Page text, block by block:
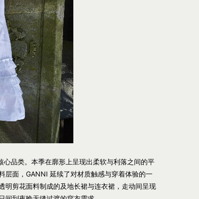
品类。本季在廓形上呈现出柔软与利落之间的平
层面，GANNI 延续了对材质触感与穿着体验的一
明剪花面料制成的及地长裙与连衣裙，走动间呈现